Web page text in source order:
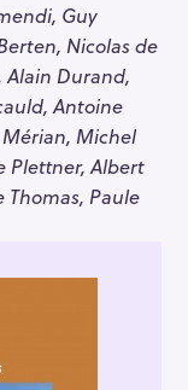
Guy
Nicolas de
Alain Durand,
Antoine
Michel
Plettner, Albert
Thomas, Paule